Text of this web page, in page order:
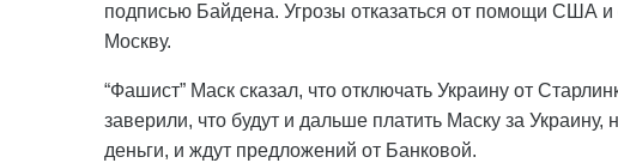
подписью Байдена. Угрозы отказаться от помощи США и
Москву.
“Фашист” Маск сказал, что отключать Украину от
заверили, что будут и дальше платить Маску за Украину,
деньги, и ждут предложений от Банковой.